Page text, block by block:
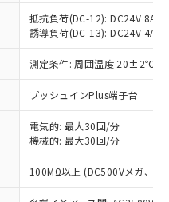
抵抗負荷(DC-12): DC24V 8A/
誘導負荷(DC-13): DC24V 4A/
測定条件: 周囲温度 20±2℃、
プッシュインPlus端子台
電気的: 最大30回/分
機械的: 最大30回/分
100MΩ以上 (DC500Vメガ、点
い。
価格照会結果は、
時点での社内デー
るものであり、閲
際の在庫および標
合があることをご
び標準価格はお客
はお客様担当のオ
店・当社販売員に
した場合などや
あります。
1000ppm以下、 カド
、ポリ臭化ビフェニル
化ジフェニルエーテル類
ビス(2-エチルヘキシ
以下、フタル酸ブチ
下、フタル酸ジブチル
ル酸ジイソブチル
よび制御機器に対する
を示します。
社販売部門へお問
PBBs(ポリ臭化ビフェ
臭化ジフェニルエーテ
、 DIBP(フタル酸ジ
フタル酸ブチルベンジ
キシル)) : 1000ppm
製品のうち、外国
法に定める商品
」という）を輸出
する場合は、日本
または役務取引許
の必要な手続きを
棄する場合は、完
違法に輸出されな
講じます。
核兵器、ミサイ
兵器またはその他
庫あり
ないが在庫あり